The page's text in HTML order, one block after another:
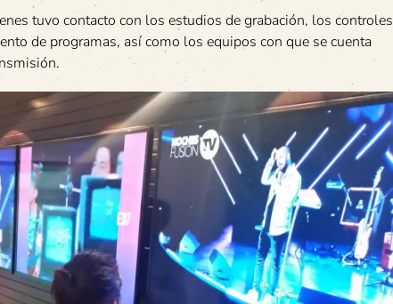
tuvo contacto con los estudios de grabación, los controles
de programas, así como los equipos con que se cuenta